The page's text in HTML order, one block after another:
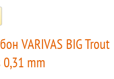
VARIVAS BIG Trout
0,31 mm